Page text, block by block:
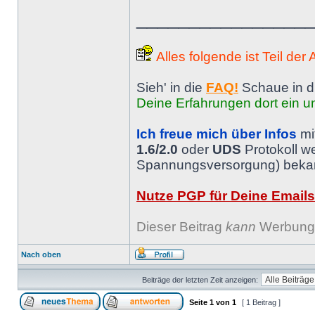
Alles folgende ist Teil der
Sieh' in die FAQ! Schaue in
Deine Erfahrungen dort ein
Ich freue mich über Infos
1.6/2.0 oder UDS Protokoll
Spannungsversorgung)
Nutze PGP für Deine
Dieser Beitrag kann
Nach oben
Beiträge der letzten Zeit anzeigen:
Seite 1 von 1 [ 1 Beitrag ]